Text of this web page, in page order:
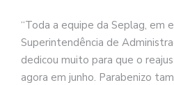
“Toda a equipe da Seplag, em
Superintendência de
dedicou muito para que o
agora em junho. Parabenizo